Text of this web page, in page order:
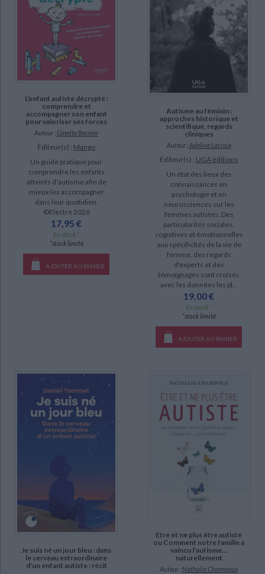
Golse, Bernard (6)
Powell, Jonathon (6)
Reynolds, Kate E. (6)
SUPPORT
livre (223)
poche (19)
IAD (12)
revue (2)
coffret (1)
Autismes et psychanalyses (3)
Autour de l'autisme (2)
Autisme : devenir un parent-expert (1)
manquant (11)
a-paraitre (1)
L'enfant autiste décrypté :
comprendre et
accompagner son enfant
pour valoriser ses forces
Auteur : Ginette Bernier
Éditeur(s) : Mango
Un guide pratique pour
comprendre les enfants
atteints d'autisme afin de
mieux les accompagner
dans leur quotidien.
©Electre 2026
17,95 €
En stock *
*stock limité
AJOUTER AU PANIER
Autisme au féminin :
approches historique et
scientifique, regards
cliniques
Auteur :Adeline Lacroix
Éditeur(s) : UGA éditions
Un état des lieux des
connaissances en
psychologie et en
neurosciences sur les
femmes autistes. Des
particularités sociales,
cognitives et émotionnelles
aux spécificités de la vie de
femme, des regards
d'experts et des
témoignages sont croisés
avec les données les pl...
19,00 €
En stock *
*stock limité
AJOUTER AU PANIER
Je suis né un jour bleu : dans
le cerveau extraordinaire
d'un enfant autiste : récit
Etre et ne plus être autiste
ou Comment notre famille a
vaincu l'autisme...
naturellement
Auteur : Nathalie Champoux